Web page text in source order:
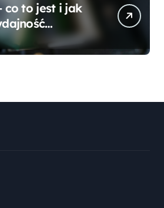
co to jest i jak